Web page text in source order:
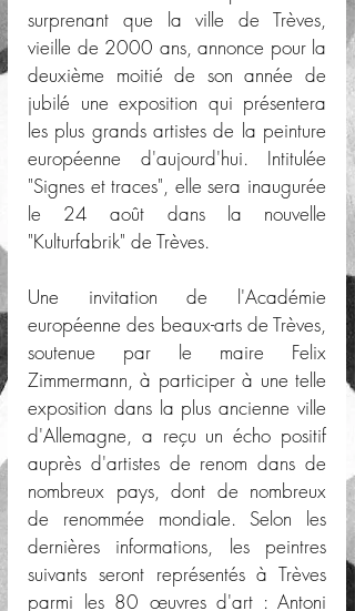
surprenant que la ville de Trèves,
vieille de 2000 ans, annonce pour la
deuxième moitié de son année de
jubilé une exposition qui présentera
les plus grands artistes de la peinture
européenne d'aujourd'hui. Intitulée
"Signes et traces", elle sera inaugurée
le 24 août dans la nouvelle
"Kulturfabrik" de Trèves.
Une invitation de l'Académie
européenne des beaux-arts de Trèves,
soutenue par le maire Felix
Zimmermann, à participer à une telle
exposition dans la plus ancienne ville
d'Allemagne, a reçu un écho positif
auprès d'artistes de renom dans de
nombreux pays, dont de nombreux
de renommée mondiale. Selon les
dernières informations, les peintres
suivants seront représentés à Trèves
parmi les 80 œuvres d'art : Antoni